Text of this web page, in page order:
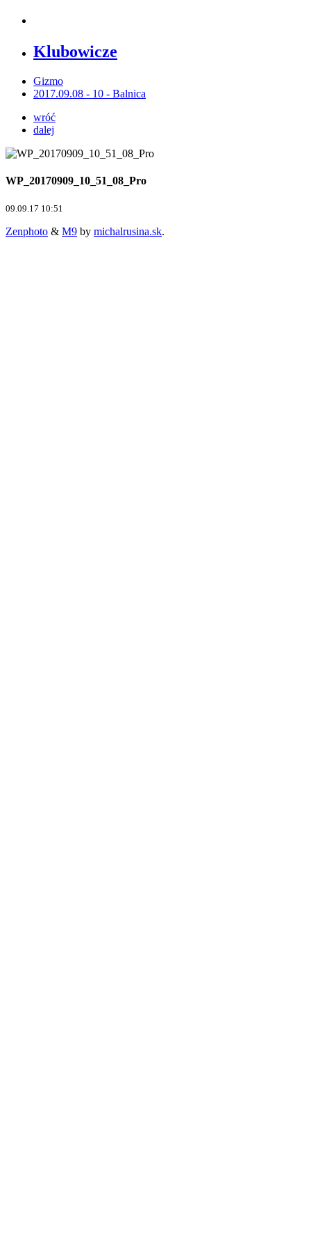
Klubowicze
Gizmo
2017.09.08 - 10 - Balnica
wróć
dalej
WP_20170909_10_51_08_Pro
09.09.17 10:51
Zenphoto & M9 by michalrusina.sk.